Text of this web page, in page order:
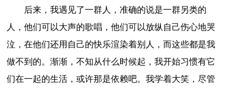
后来，我遇见了一群人，准确的说是一群另类的
人，他们可以大声的歌唱，他们可以放纵自己伤心地哭
泣，在他们还用自己的快乐渲染着别人，而这些都是我
做不到的。渐渐，不知从什么时候起，我开始习惯有它
们在一起的生活，或许那是依赖吧。我学着大笑，尽管